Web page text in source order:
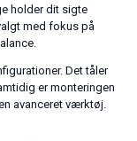
holder dit sigte
med fokus på
Det tåler
er monteringen
avanceret værktøj.